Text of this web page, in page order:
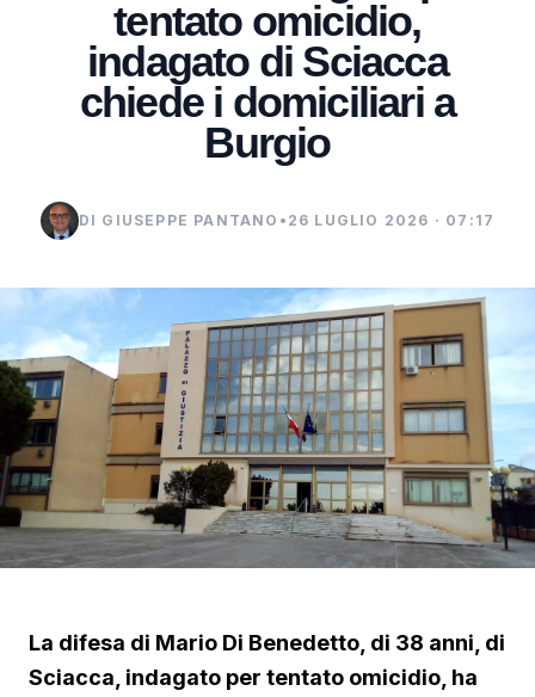
tentato omicidio,
indagato di Sciacca
chiede i domiciliari a
Burgio
DI GIUSEPPE PANTANO • 26 LUGLIO 2026 · 07:17
La difesa di Mario Di Benedetto, di 38 anni, di
Sciacca, indagato per tentato omicidio, ha